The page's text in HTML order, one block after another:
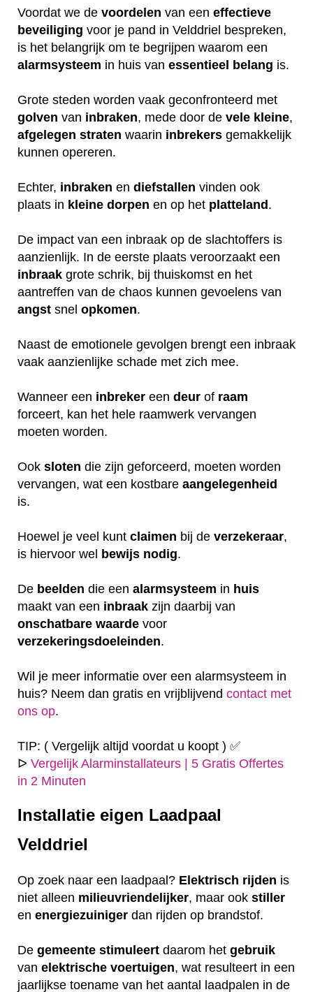
Voordat we de voordelen van een effectieve
beveiliging voor je pand in Velddriel bespreken,
is het belangrijk om te begrijpen waarom een
alarmsysteem in huis van essentieel belang is.
Grote steden worden vaak geconfronteerd met
golven van inbraken, mede door de vele kleine,
afgelegen straten waarin inbrekers gemakkelijk
kunnen opereren.
Echter, inbraken en diefstallen vinden ook
plaats in kleine dorpen en op het platteland.
De impact van een inbraak op de slachtoffers is
aanzienlijk. In de eerste plaats veroorzaakt een
inbraak grote schrik, bij thuiskomst en het
aantreffen van de chaos kunnen gevoelens van
angst snel opkomen.
Naast de emotionele gevolgen brengt een inbraak
vaak aanzienlijke schade met zich mee.
Wanneer een inbreker een deur of raam
forceert, kan het hele raamwerk vervangen
moeten worden.
Ook sloten die zijn geforceerd, moeten worden
vervangen, wat een kostbare aangelegenheid
is.
Hoewel je veel kunt claimen bij de verzekeraar,
is hiervoor wel bewijs nodig.
De beelden die een alarmsysteem in huis
maakt van een inbraak zijn daarbij van
onschatbare waarde voor
verzekeringsdoeleinden.
Wil je meer informatie over een alarmsysteem in
huis? Neem dan gratis en vrijblijvend contact met
ons op.
TIP: ( Vergelijk altijd voordat u koopt ) ✅
ᐅ Vergelijk Alarminstallateurs | 5 Gratis Offertes
in 2 Minuten
Installatie eigen Laadpaal
Velddriel
Op zoek naar een laadpaal? Elektrisch rijden is
niet alleen milieuvriendelijker, maar ook stiller
en energiezuiniger dan rijden op brandstof.
De gemeente stimuleert daarom het gebruik
van elektrische voertuigen, wat resulteert in een
jaarlijkse toename van het aantal laadpalen in de